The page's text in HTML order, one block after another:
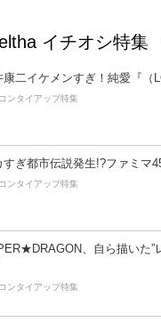
イチオシ特集
康二イケメンすぎ！純愛『（
ンタイアップ特集
すぎ都市伝説発生!?ファミマ
ンタイアップ特集
、自ら描いた”
ンタイアップ特集